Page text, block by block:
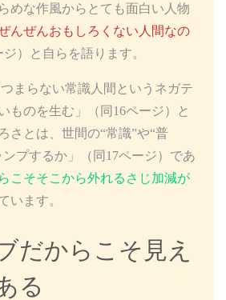
めな作風からとても面白い人物
んぜんおもしろくない人間なの
ジ）と自らを語ります。
まらない常識人間というネガテ
ものを生む」（同16ページ）と
さとは、世間の“常識”や“普
プするか」（同17ページ）であ
こそそこから外れるさじ加減が
います。
だからこそ見え
る